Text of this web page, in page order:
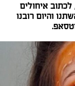
איחולים
והיום רובנו